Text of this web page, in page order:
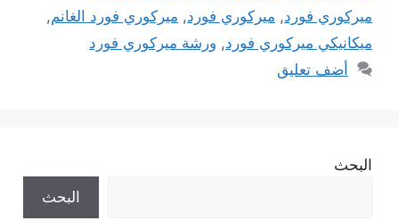
ميركوري فورد, ميركوري فورد, ميركوري فورد الغانم,
ميكانيكي ميركوري فورد, ورشة ميركوري فورد
أضف تعليق
البحث
البحث